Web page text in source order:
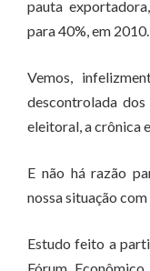
pauta
para 40%, em 2010.
Vemos,
descontrolada
eleitoral, a crônica
E não há razão
nossa situação
Estudo feito a